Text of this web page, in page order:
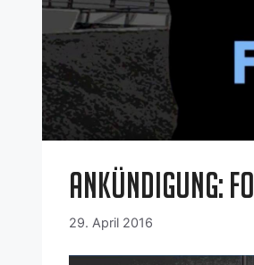
Ankündigung:
29. April 2016